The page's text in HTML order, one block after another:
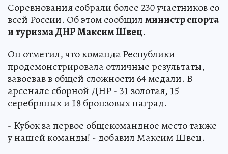
Соревнования собрали более 230 участников со
всей России. Об этом сообщилминистр спорта
и туризма ДНР Максим Швец.
Он отметил, что команда Республики
продемонстрировала отличные результаты,
завоевав в общей сложности 64 медали. В
арсенале сборной ДНР - 31 золотая, 15
серебряных и 18 бронзовых наград.
- Кубок за первое общекомандное место также
у нашей команды! - добавил Максим Швец.